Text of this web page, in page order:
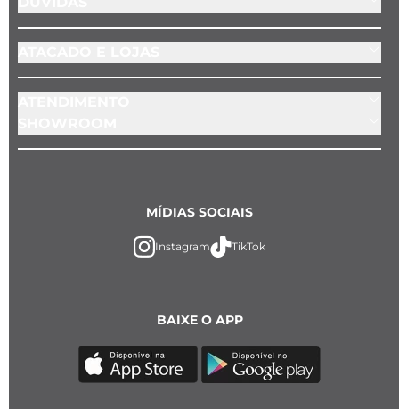
BAIXE O APP
MÍDIAS SOCIAIS
Instagram TikTok